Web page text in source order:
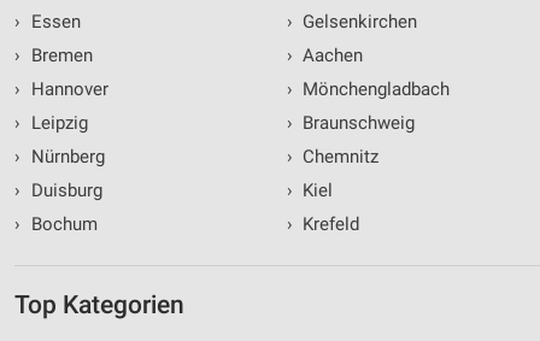
›
Essen
›
Bremen
›
Hannover
›
Leipzig
›
Nürnberg
›
Duisburg
›
Bochum
› Gelsenkirchen
› Aachen
› Mönchengladbach
› Braunschweig
› Chemnitz
› Kiel
› Krefeld
Top Kategorien